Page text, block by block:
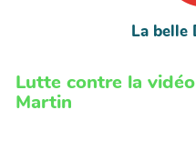
La belle
Lutte contre la
Martin